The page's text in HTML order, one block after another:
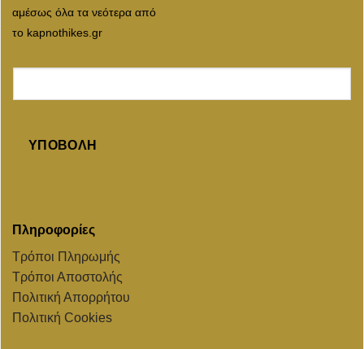
Πληροφορίες
Τρόποι Πληρωμής
Τρόποι Αποστολής
Πολιτική Απορρήτου
Πολιτική Cookies
αμέσως όλα τα νεότερα από
το kapnothikes.gr
ΥΠΟΒΟΛΉ